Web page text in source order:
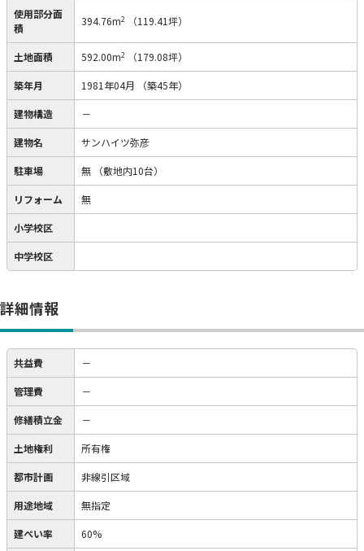
使用部分面
積
394.76m2 （119.41坪）
土地面積 592.00m2 （179.08坪）
築年月 1981年04月 （築45年）
建物構造 －
建物名 サンハイツ弥彦
駐車場 無 （敷地内10台）
リフォーム 無
小学校区
中学校区
詳細情報
共益費 －
管理費 －
修繕積立金 －
土地権利 所有権
都市計画 非線引区域
用途地域 無指定
建ぺい率 60%